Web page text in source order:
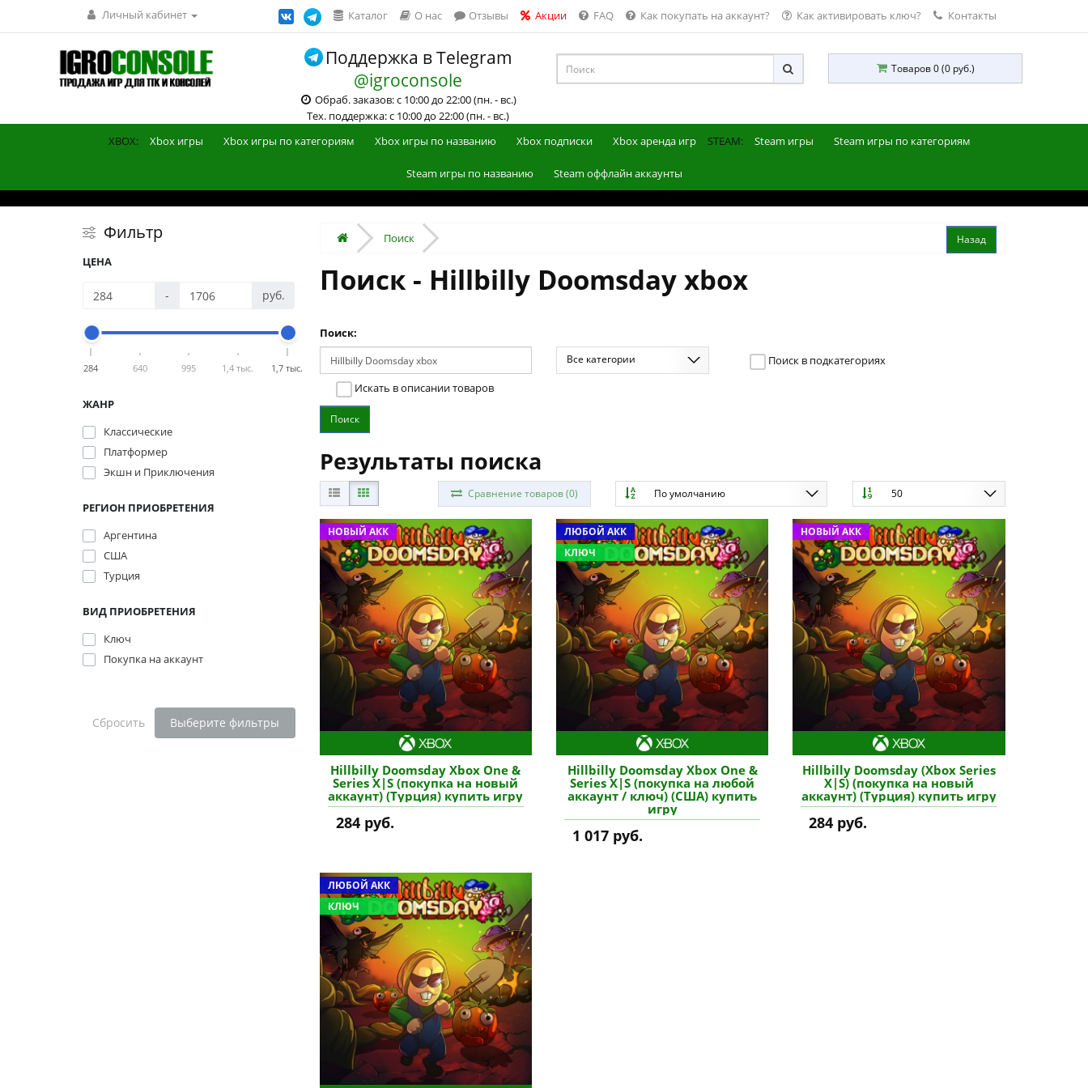
Личный кабинет Каталог О нас Отзывы Акции FAQ Как покупать на аккаунт? Как активировать ключ? Контакты
Поддержка в Telegram
@igroconsole
Обраб. заказов: с 10:00 до 22:00 (пн. - вс.)
Тех. поддержка: с 10:00 до 22:00 (пн. - вс.)
Товаров 0 (0 руб.)
XBOX: Xbox игры Xbox игры по категориям Xbox игры по названию Xbox подписки Xbox аренда игр STEAM: Steam игры Steam игры по категориям
Steam игры по названию Steam оффлайн аккаунты
Фильтр
ЦЕНА
- руб.
284 640 995 1,4 тыс. 1,7 тыс.
ЖАНР
Классические
Платформер
Экшн и Приключения
РЕГИОН ПРИОБРЕТЕНИЯ
Аргентина
США
Турция
ВИД ПРИОБРЕТЕНИЯ
Ключ
Покупка на аккаунт
Сбросить Выберите фильтры
Поиск
Поиск - Hillbilly Doomsday xbox
Поиск:
Все категории
Поиск в подкатегориях
Искать в описании товаров
Результаты поиска
Сравнение товаров (0) По умолчанию 50
НОВЫЙ АКК
Hillbilly Doomsday Xbox One &
Series X|S (покупка на новый
аккаунт) (Турция) купить игру
284 руб.
ЛЮБОЙ АКК
КЛЮЧ
Hillbilly Doomsday Xbox One &
Series X|S (покупка на любой
аккаунт / ключ) (США) купить
игру
1 017 руб.
НОВЫЙ АКК
Hillbilly Doomsday (Xbox Series
X|S) (покупка на новый
аккаунт) (Турция) купить игру
284 руб.
ЛЮБОЙ АКК
КЛЮЧ